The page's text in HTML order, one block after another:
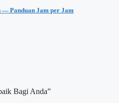
Panduan Jam per Jam
Bagi Anda”